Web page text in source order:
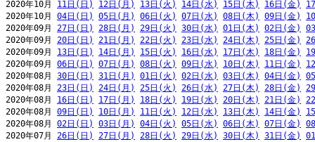
2020年10月 11日(日) 12日(月) 13日(火) 14日(水) 15日(木) 16日(金)
2020年10月 04日(日) 05日(月) 06日(火) 07日(水) 08日(木) 09日(金)
2020年09月 27日(日) 28日(月) 29日(火) 30日(水) 01日(木) 02日(金)
2020年09月 20日(日) 21日(月) 22日(火) 23日(水) 24日(木) 25日(金)
2020年09月 13日(日) 14日(月) 15日(火) 16日(水) 17日(木) 18日(金)
2020年09月 06日(日) 07日(月) 08日(火) 09日(水) 10日(木) 11日(金)
2020年08月 30日(日) 31日(月) 01日(火) 02日(水) 03日(木) 04日(金)
2020年08月 23日(日) 24日(月) 25日(火) 26日(水) 27日(木) 28日(金)
2020年08月 16日(日) 17日(月) 18日(火) 19日(水) 20日(木) 21日(金)
2020年08月 09日(日) 10日(月) 11日(火) 12日(水) 13日(木) 14日(金)
2020年08月 02日(日) 03日(月) 04日(火) 05日(水) 06日(木) 07日(金)
2020年07月 26日(日) 27日(月) 28日(火) 29日(水) 30日(木) 31日(金)